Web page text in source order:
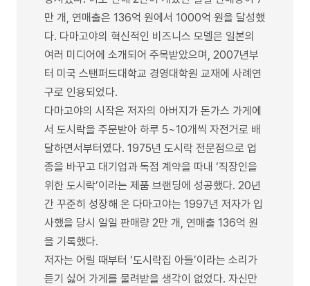
만 개, 연매출은 136억 원에서 1000억 원을 달성했
다. 다마고야의 혁신적인 비즈니스 모델은 일본의
여러 미디어에 소개되어 주목받았으며, 2007년부
터 미국 스탠퍼드대학교 경영대학원 교재에 사례연
구로 인용되었다.
다마고야의 시작은 저자의 아버지가 돈가스 가게에
서 도시락을 주문받아 하루 5~10개씩 자전거로 배
달하면서부터였다. 1975년 도시락 전문점으로 업
종을 바꾸고 대기업과 독점 계약을 따내 ‘직장인을
위한 도시락’이라는 제품 브랜딩에 성공했다. 20년
간 꾸준히 성장해 온 다마고야는 1997년 저자가 입
사했을 당시 일일 판매량 2만 개, 연매출 136억 원
을 기록했다.
저자는 어릴 때부터 ‘도시락집 아들’이라는 소리가
듣기 싫어 가게를 물려받을 생각이 없었다. 자신만